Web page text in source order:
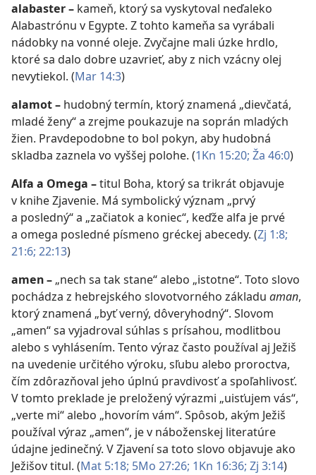
alabaster– kameň, ktorý sa vyskytoval neďaleko
Alabastrónu v Egypte. Z tohto kameňa sa vyrábali
nádobky na vonné oleje. Zvyčajne mali úzke hrdlo,
ktoré sa dalo dobre uzavrieť, aby z nich vzácny olej
nevytiekol. (Mar 14:3)
alamot– hudobný termín, ktorý znamená „dievčatá,
mladé ženy“ a zrejme poukazuje na soprán mladých
žien. Pravdepodobne to bol pokyn, aby hudobná
skladba zaznela vo vyššej polohe. (1Kn 15:20; Ža 46:0)
Alfa a Omega –titul Boha, ktorý sa trikrát objavuje
v knihe Zjavenie. Má symbolický význam „prvý
a posledný“ a „začiatok a koniec“, keďže alfa je prvé
a omega posledné písmeno gréckej abecedy. (Zj 1:8;
21:6; 22:13)
amen– „nech sa tak stane“ alebo „istotne“. Toto slovo
pochádza z hebrejského slovotvorného základu aman,
ktorý znamená „byť verný, dôveryhodný“. Slovom
„amen“ sa vyjadroval súhlas s prísahou, modlitbou
alebo s vyhlásením. Tento výraz často používal aj Ježiš
na uvedenie určitého výroku, sľubu alebo proroctva,
čím zdôrazňoval jeho úplnú pravdivosť a spoľahlivosť.
V tomto preklade je preložený výrazmi „uisťujem vás“,
„verte mi“ alebo „hovorím vám“. Spôsob, akým Ježiš
používal výraz „amen“, je v náboženskej literatúre
údajne jedinečný. V Zjavení sa toto slovo objavuje ako
Ježišov titul. (Mat 5:18; 5Mo 27:26; 1Kn 16:36; Zj 3:14)